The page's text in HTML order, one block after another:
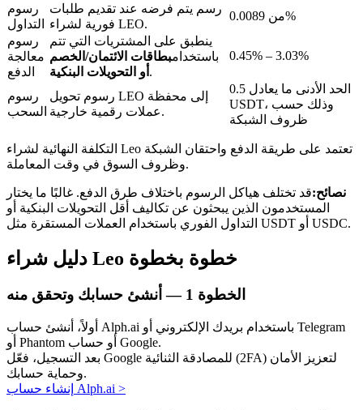
عمليات احتجاز BTR
القروض
خدمة الاقتراض المدعومة بالعملات المشفرة
رسوم
التداول
رسم يتم فرضه عند تقديم طلبات
فورية لشراء LEO.
من 0.0089%
رسوم
معالجة
الدفع
ينطبق على المشتريات التي تتم
باستخدامبطاقات الائتمان/الخصم
أو التحويلات البنكية .
0.45% – 3.03%
رسوم
السحب
رسوم تحويل LEO إلى محفظة
عملات رقمية خارجية.
الحد الأدنى ما يعادل 0.5
USDT، وذلك حسب
ظروف الشبكة
التكلفة النهائية لشراء Leo تعتمد على طريقة الدفع واحتقان الشبكة
وظروف السوق في وقت المعاملة.
نصائح:قد تختلف هياكل الرسوم باختلاف طرق الدفع. غالبًا ما يختار
المستخدمون الذين يبحثون عن تكاليف أقل التحويلات البنكية أو
التداول الفوري باستخدام العملات المستقرة مثل USDT أو USDC.
دليل شراء Leo خطوة بخطوة
الخطوة أنشئ حسابك وتحقق منه
أولاً، أنشئ حساب Alph.ai باستخدام بريدك الإلكتروني أو Telegram
أو Phantom أو حساب Google.
بعد التسجيل، فعّل Google للمصادقة الثنائية (2FA) لتعزيز الأمان
وحماية حسابك.
إنشاء حساب Alph.ai >